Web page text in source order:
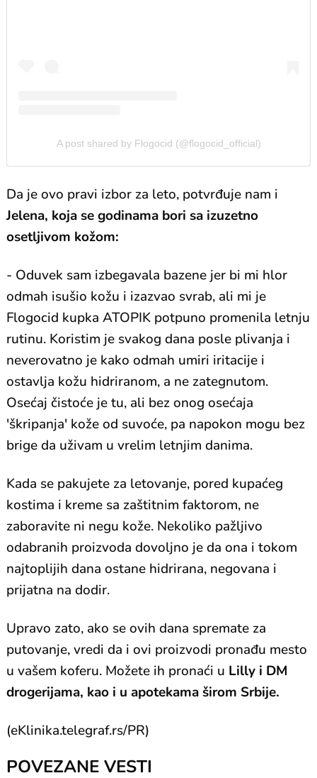
A post shared by Flogocid (@flogocid_official)
Da je ovo pravi izbor za leto, potvrđuje nam i
Jelena, koja se godinama bori sa izuzetno
osetljivom kožom:
- Oduvek sam izbegavala bazene jer bi mi hlor
odmah isušio kožu i izazvao svrab, ali mi je
Flogocid kupka ATOPIK potpuno promenila letnju
rutinu. Koristim je svakog dana posle plivanja i
neverovatno je kako odmah umiri iritacije i
ostavlja kožu hidriranom, a ne zategnutom.
Osećaj čistoće je tu, ali bez onog osećaja
'škripanja' kože od suvoće, pa napokon mogu bez
brige da uživam u vrelim letnjim danima.
Kada se pakujete za letovanje, pored kupaćeg
kostima i kreme sa zaštitnim faktorom, ne
zaboravite ni negu kože. Nekoliko pažljivo
odabranih proizvoda dovoljno je da ona i tokom
najtoplijih dana ostane hidrirana, negovana i
prijatna na dodir.
Upravo zato, ako se ovih dana spremate za
putovanje, vredi da i ovi proizvodi pronađu mesto
u vašem koferu. Možete ih pronaći u Lilly i DM
drogerijama, kao i u apotekama širom Srbije.
(eKlinika.telegraf.rs/PR)
POVEZANE VESTI